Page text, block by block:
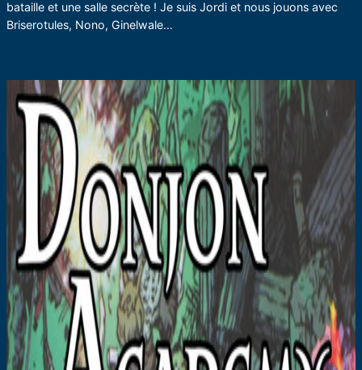
bataille et une salle secrète ! Je suis Jordi et nous jouons avec
Briserotules, Nono, Ginelwale…